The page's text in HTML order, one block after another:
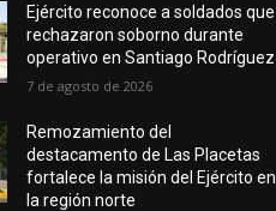
Ejército reconoce a soldados que
rechazaron soborno durante
operativo en Santiago Rodríguez
7 de agosto de 2026
Remozamiento del
destacamento de Las Placetas
fortalece la misión del Ejército en
la región norte